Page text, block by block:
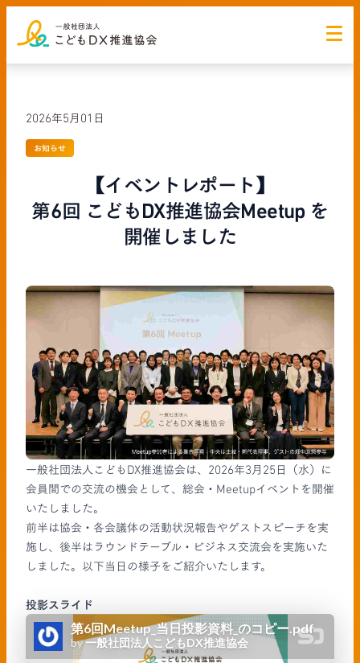
2026年5月01日
お知らせ
【イベントレポート】
第6回 こどもDX推進協会Meetup を
開催しました
一般社団法人こどもDX推進協会は、2026年3月25日（水）に
会員間での交流の機会として、総会・Meetupイベントを開催
いたしました。
前半は協会・各会議体の活動状況報告やゲストスピーチを実
施し、後半はラウンドテーブル・ビジネス交流会を実施いた
しました。以下当日の様子をご紹介いたします。
投影スライド